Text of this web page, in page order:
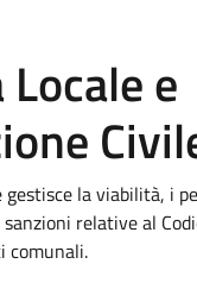
e
gestisce la viabilità, i
relative al
comunali.